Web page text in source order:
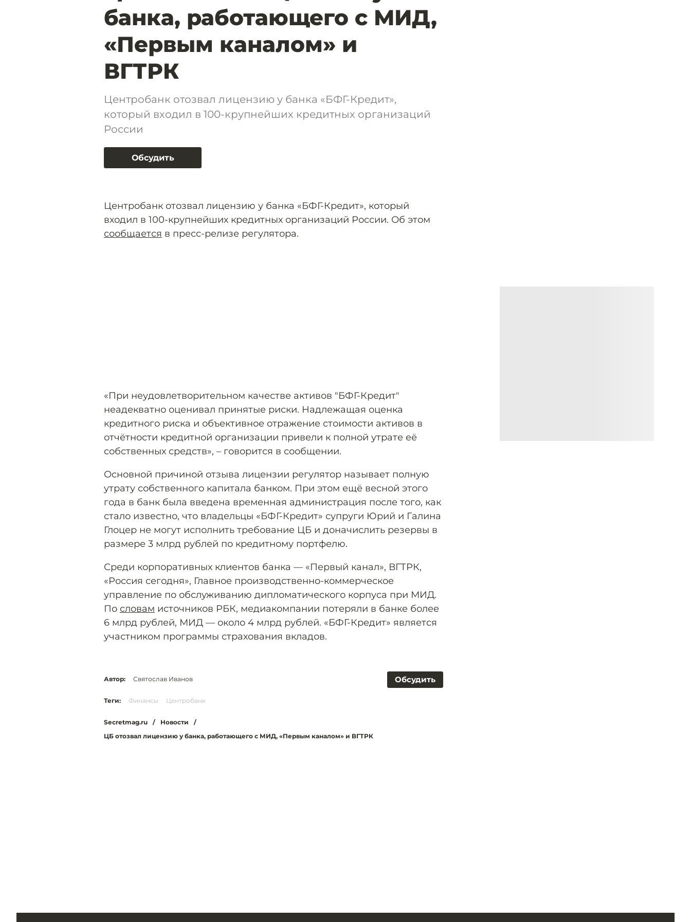
банка, работающего с МИД,
«Первым каналом» и
ВГТРК
Центробанк отозвал лицензию у банка «БФГ-Кредит»,
который входил в 100-крупнейших кредитных организаций
России
Обсудить
Центробанк отозвал лицензию у банка «БФГ-Кредит», который
входил в 100-крупнейших кредитных организаций России. Об этом
сообщается в пресс-релизе регулятора.
«При неудовлетворительном качестве активов "БФГ-Кредит"
неадекватно оценивал принятые риски. Надлежащая оценка
кредитного риска и объективное отражение стоимости активов в
отчётности кредитной организации привели к полной утрате её
собственных средств», – говорится в сообщении.
Основной причиной отзыва лицензии регулятор называет полную
утрату собственного капитала банком. При этом ещё весной этого
года в банк была введена временная администрация после того, как
стало известно, что владельцы «БФГ-Кредит» супруги Юрий и Галина
Глоцер не могут исполнить требование ЦБ и доначислить резервы в
размере 3 млрд рублей по кредитному портфелю.
Среди корпоративных клиентов банка — «Первый канал», ВГТРК,
«Россия сегодня», Главное производственно-коммерческое
управление по обслуживанию дипломатического корпуса при МИД.
По словам источников РБК, медиакомпании потеряли в банке более
6 млрд рублей, МИД — около 4 млрд рублей. «БФГ-Кредит» является
участником программы страхования вкладов.
Обсудить
Автор: Святослав Иванов
Теги: Финансы Центробанк
Secretmag.ru / Новости
/
ЦБ отозвал лицензию у банка, работающего с МИД, «Первым каналом» и ВГТРК